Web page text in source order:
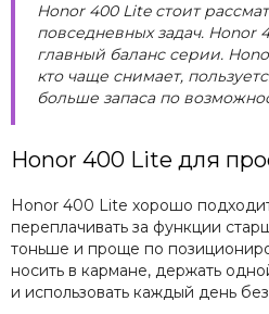
Honor 400 Lite стоит
повседневных задач. Honor
главный баланс серии.
кто чаще снимает,
больше запаса по
Honor 400 Lite для
Honor 400 Lite хорошо
переплачивать за функции
тоньше и проще по
носить в кармане, держать
и использовать каждый день